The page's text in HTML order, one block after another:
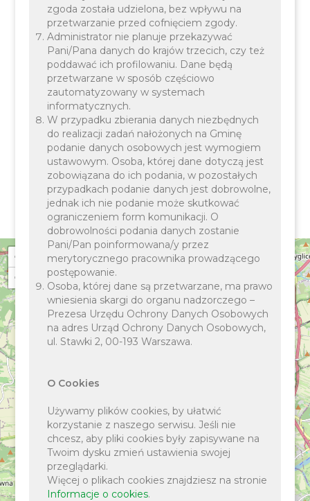
Policja, Straż,
Pogotowie(12)
Sklepy(12)
Sport, Turystyka i
Rekreacja(5)
Stacje paliw(0)
Urzędy i Instytucje (4)
Pokaż obiekty na mapie
Pokaż obiekty jako listę
+
−
zgoda została udzielona, bez wpływu na
przetwarzanie przed cofnięciem zgody.
Administrator nie planuje przekazywać
Pani/Pana danych do krajów trzecich, czy też
poddawać ich profilowaniu. Dane będą
przetwarzane w sposób częściowo
zautomatyzowany w systemach
informatycznych.
W przypadku zbierania danych niezbędnych
do realizacji zadań nałożonych na Gminę
podanie danych osobowych jest wymogiem
ustawowym. Osoba, której dane dotyczą jest
zobowiązana do ich podania, w pozostałych
przypadkach podanie danych jest dobrowolne,
jednak ich nie podanie może skutkować
ograniczeniem form komunikacji. O
dobrowolności podania danych zostanie
Pani/Pan poinformowana/y przez
merytorycznego pracownika prowadzącego
postępowanie.
Osoba, której dane są przetwarzane, ma prawo
wniesienia skargi do organu nadzorczego –
Prezesa Urzędu Ochrony Danych Osobowych
na adres Urząd Ochrony Danych Osobowych,
ul. Stawki 2, 00-193 Warszawa.
O Cookies
Używamy plików cookies, by ułatwić
korzystanie z naszego serwisu. Jeśli nie
chcesz, aby pliki cookies były zapisywane na
Twoim dysku zmień ustawienia swojej
przeglądarki.
Więcej o plikach cookies znajdziesz na stronie
Informacje o cookies.